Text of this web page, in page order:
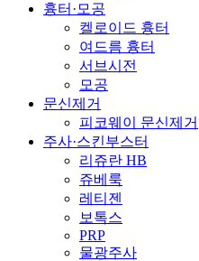
흉터·모공
켈로이드 흉터
여드름 흉터
서브시전
모공
문신제거
피코웨이 문신제거
주사·스킨부스터
리쥬란 HB
쥬베룩
레티젠
보톡스
PRP
물광주사